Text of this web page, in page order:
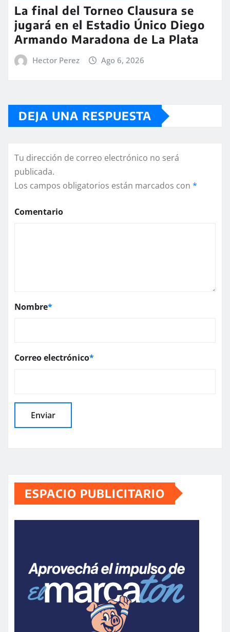
La final del Torneo Clausura se
jugará en el Estadio Único Diego
Armando Maradona de La Plata
Hector Perez Ago 6, 2026
DEJA UNA RESPUESTA
Tu dirección de correo electrónico no será
publicada.
Los campos obligatorios están marcados con *
Comentario
Nombre*
Correo electrónico*
ESPACIO PUBLICITARIO